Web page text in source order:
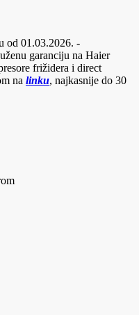
od 01.03.2026. -
garanciju na Haier
frižidera i direct
na linku, najkasnije do 30